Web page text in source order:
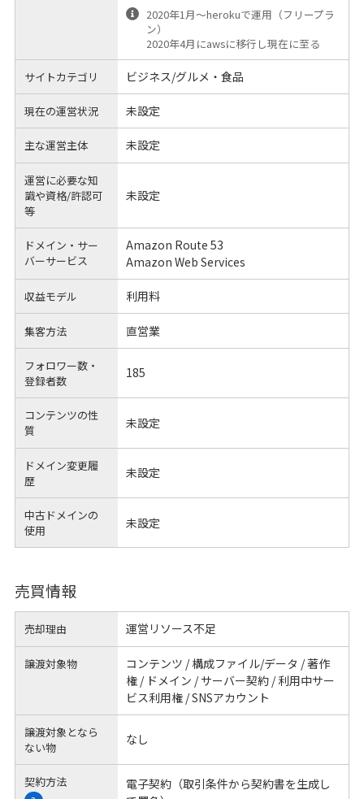
2020年1月〜herokuで運用（フリープラ
ン）
2020年4月にawsに移行し現在に至る
サイトカテゴリ ビジネス/グルメ・食品
現在の運営状況 未設定
主な運営主体 未設定
運営に必要な知
識や資格/許認可
等
未設定
ドメイン・サー
バーサービス
Amazon Route 53
Amazon Web Services
収益モデル 利用料
集客方法 直営業
フォロワー数・
登録者数
185
コンテンツの性
質
未設定
ドメイン変更履
歴
未設定
中古ドメインの
使用
未設定
売買情報
売却理由 運営リソース不足
譲渡対象物
コンテンツ / 構成ファイル/データ / 著作
権 / ドメイン / サーバー契約 / 利用中サー
ビス利用権 / SNSアカウント
譲渡対象となら
ない物
なし
契約方法
電子契約（取引条件から契約書を生成し